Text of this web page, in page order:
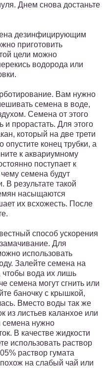
Днем снова достаньте
дезинфицирующим
приготовить
цели можно
водорода или
Вам нужно
семена в воде,
Семена от этого
и прорастать. Для этого
который на две трети
конец трубки, а
к аквариумному
поступает к
семена будут
В результате такой
насыщаются
их всхожесть. После
способ ускорения
Для
использовать
Залейте семена на
чтобы вода их лишь
семена могут сгнить или
баночку с крышкой,
Вместо воды так же
из листьев каланхое или
семена нужно
В качестве жидкости
использовать раствор
раствор гумата
на слабый чай или